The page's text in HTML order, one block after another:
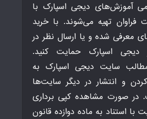
آموزش‌های دیجی اسپارک با
تهیه می‌شوند. با خرید
معرفی شده و یا ارسال نظر در
دیجی اسپارک حمایت کنید.
مطالب سایت دیجی اسپارک به
و انتشار در دیگر سایت‌ها
در صورت مشاهده کپی برداری
با استناد به ماده دوازده قانون